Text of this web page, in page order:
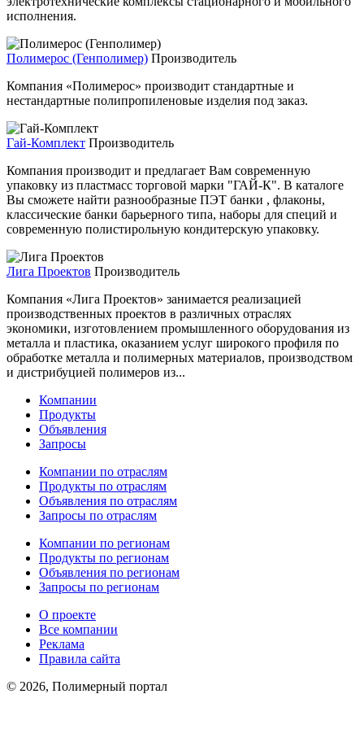
исполнения.
Полимерос (Генполимер) Производитель
Компания «Полимерос» производит стандартные и
нестандартные полипропиленовые изделия под заказ.
Гай-Комплект Производитель
Компания производит и предлагает Вам современную
упаковку из пластмасс торговой марки "ГАЙ-К". В каталоге
Вы сможете найти разнообразные ПЭТ банки , флаконы,
классические банки барьерного типа, наборы для специй и
современную полистирольную кондитерскую упаковку.
Лига Проектов Производитель
Компания «Лига Проектов» занимается реализацией
производственных проектов в различных отраслях
экономики, изготовлением промышленного оборудования из
металла и пластика, оказанием услуг широкого профиля по
обработке металла и полимерных материалов, производством
и дистрибуцией полимеров из...
Компании
Продукты
Объявления
Запросы
Компании по отраслям
Продукты по отраслям
Объявления по отраслям
Запросы по отраслям
Компании по регионам
Продукты по регионам
Объявления по регионам
Запросы по регионам
О проекте
Все компании
Реклама
Правила сайта
© 2026, Полимерный портал